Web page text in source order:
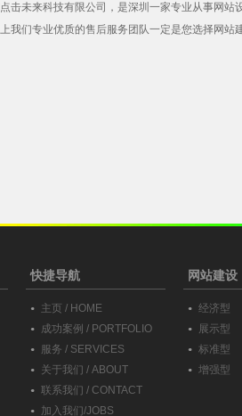
击未来科技有限公司，是深圳一家专业从事网站
们专业优质的售后服务团队一定是您选择网
快捷导航
主页 / HOME
成功案例 / PORTFOLIO
服务 / SERVICES
关于我们 / ABOUT
联系我们 / CONTACT
加入我们/JOBS
网站建设
经济型
展示型
标准型
增强型